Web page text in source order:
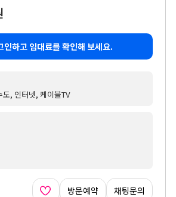
인하고 임대료를 확인해 보세요.
도, 인터넷, 케이블TV
방문예약 채팅문의